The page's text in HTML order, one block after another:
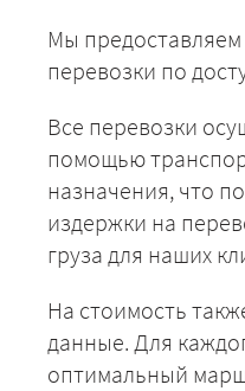
Мы предоставляем
перевозки по
Все перевозки
помощью
назначения, что
издержки на
груза для наших
На стоимость
данные. Для
оптимальный